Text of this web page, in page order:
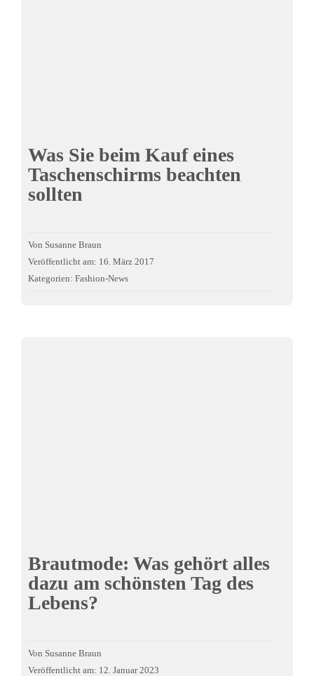
Was Sie beim Kauf eines
Taschenschirms beachten
sollten
Von Susanne Braun
Veröffentlicht am: 16. März 2017
Kategorien: Fashion-News
Brautmode: Was gehört alles
dazu am schönsten Tag des
Lebens?
Von Susanne Braun
Veröffentlicht am: 12. Januar 2023